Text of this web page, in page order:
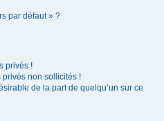
par défaut » ?
privés !
non sollicités !
de la part de quelqu’un sur ce